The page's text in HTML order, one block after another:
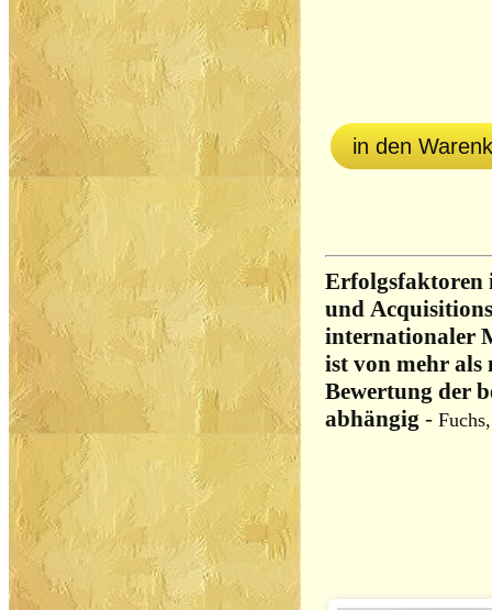
in den
Erfolgsfaktoren
und
internationaler
ist von mehr
Bewertung der
abhängig -